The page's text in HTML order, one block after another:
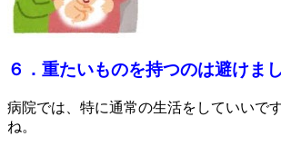
６．重たいものを持つのは避けま
病院では、特に通常の生活をしていいで
ね。